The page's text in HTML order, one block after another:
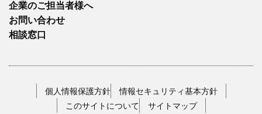
企業のご担当者様へ
お問い合わせ
相談窓口
個人情報保護方針
情報セキュリティ基本方針
このサイトについて
サイトマップ